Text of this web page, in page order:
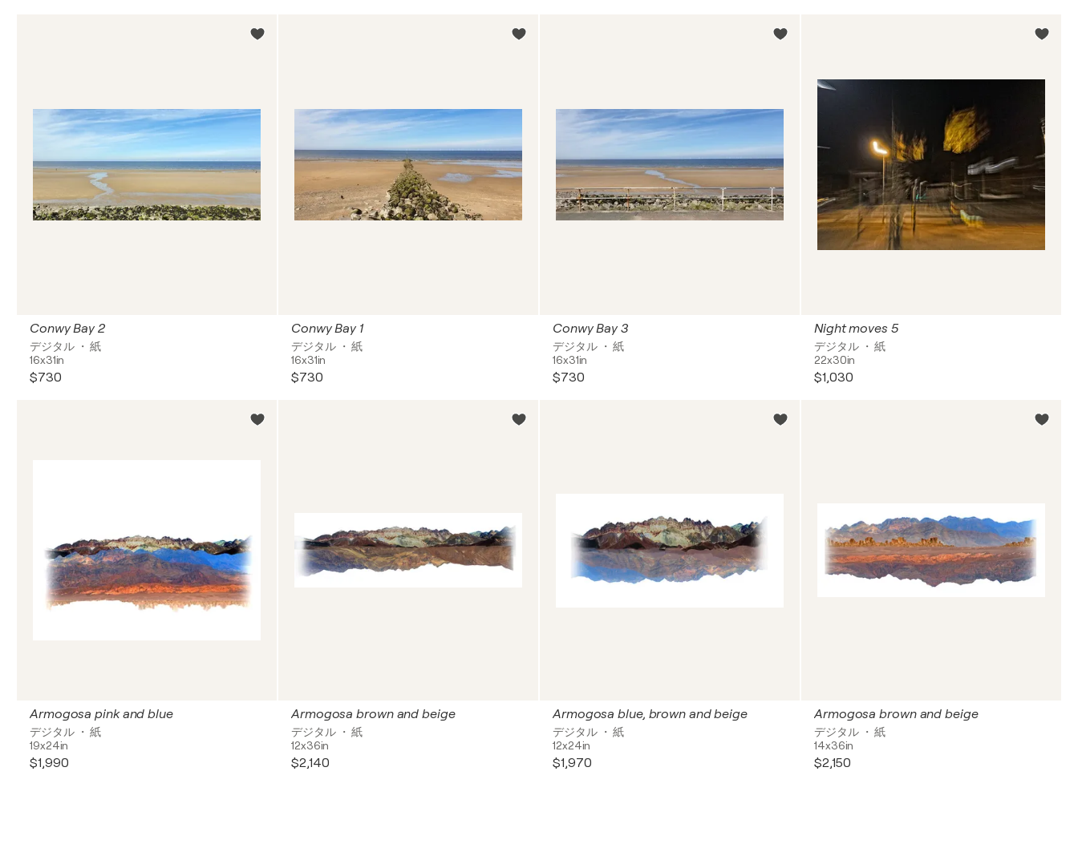
Conwy Bay 2
デジタル ・ 紙
16x31in
$730
Conwy Bay 1
デジタル ・ 紙
16x31in
$730
Conwy Bay 3
デジタル ・ 紙
16x31in
$730
Night moves 5
デジタル ・ 紙
22x30in
$1,030
Armogosa pink and blue
デジタル ・ 紙
19x24in
$1,990
Armogosa brown and beige
デジタル ・ 紙
12x36in
$2,140
Armogosa blue, brown and beige
デジタル ・ 紙
12x24in
$1,970
Armogosa brown and beige
デジタル ・ 紙
14x36in
$2,150